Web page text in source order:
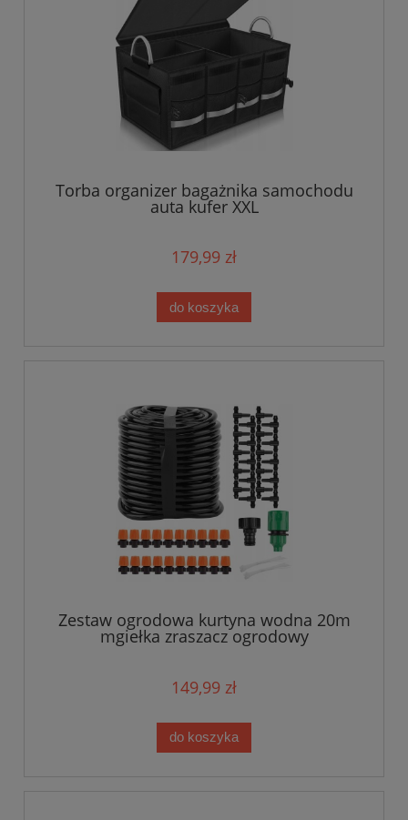
Torba organizer bagażnika samochodu
auta kufer XXL
179,99 zł
do koszyka
Zestaw ogrodowa kurtyna wodna 20m
mgiełka zraszacz ogrodowy
149,99 zł
do koszyka